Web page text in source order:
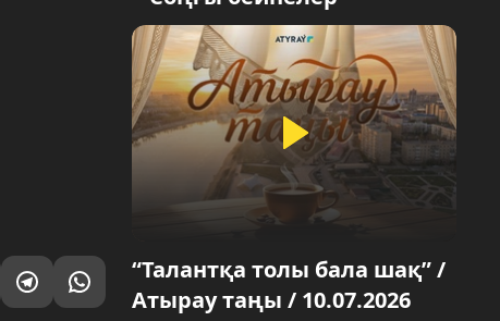
“Талантқа толы бала шақ” /
Атырау таңы / 10.07.2026